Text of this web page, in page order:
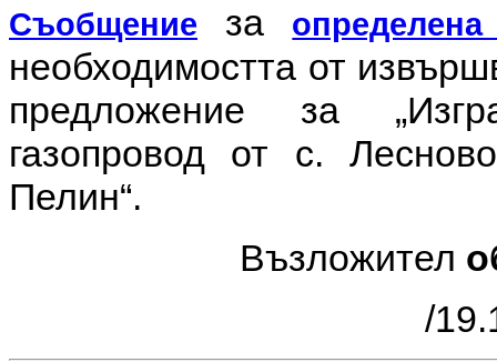
Съобщение за
необходимостта от
предложение за
газопровод от с.
Пелин“.
Възложител
/